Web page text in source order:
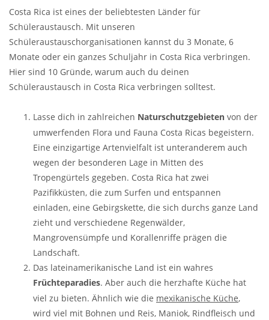
Costa Rica ist eines der beliebtesten Länder für
Schüleraustausch. Mit unseren
Schüleraustauschorganisationen kannst du 3 Monate, 6
Monate oder ein ganzes Schuljahr in Costa Rica verbringen.
Hier sind 10 Gründe, warum auch du deinen
Schüleraustausch in Costa Rica verbringen solltest.
Lasse dich in zahlreichen Naturschutzgebieten von der
umwerfenden Flora und Fauna Costa Ricas begeistern.
Eine einzigartige Artenvielfalt ist unteranderem auch
wegen der besonderen Lage in Mitten des
Tropengürtels gegeben. Costa Rica hat zwei
Pazifikküsten, die zum Surfen und entspannen
einladen, eine Gebirgskette, die sich durchs ganze Land
zieht und verschiedene Regenwälder,
Mangrovensümpfe und Korallenriffe prägen die
Landschaft.
Das lateinamerikanische Land ist ein wahres
Früchteparadies. Aber auch die herzhafte Küche hat
viel zu bieten. Ähnlich wie die mexikanische Küche,
wird viel mit Bohnen und Reis, Maniok, Rindfleisch und